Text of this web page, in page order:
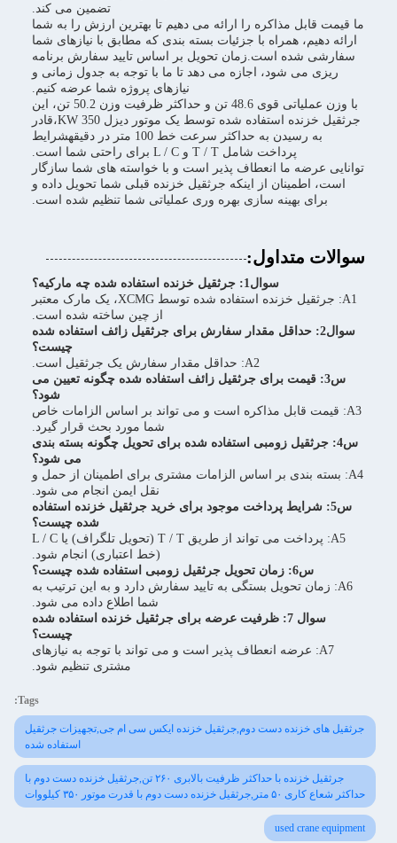
تضمین می کند.
ما قیمت قابل مذاکره را ارائه می دهیم تا بهترین ارزش را به شما
ارائه دهیم، همراه با جزئیات بسته بندی که مطابق با نیازهای شما
سفارشی شده است.زمان تحویل بر اساس تایید سفارش برنامه
ریزی می شود، اجازه می دهد تا ما با توجه به جدول زمانی و
نیازهای پروژه شما عرضه کنیم.
با وزن عملیاتی قوی 48.6 تن و حداکثر ظرفیت وزن 50.2 تن، این
جرثقیل خزنده استفاده شده توسط یک موتور دیزل 350 KW،قادر
به رسیدن به حداکثر سرعت خط 100 متر در دقیقهشرایط
پرداخت شامل T / T و L / C برای راحتی شما است.
توانایی عرضه ما انعطاف پذیر است و با خواسته های شما سازگار
است، اطمینان از اینکه جرثقیل خزنده قبلی شما تحویل داده و
برای بهینه سازی بهره وری عملیاتی شما تنظیم شده است.
سوالات متداول:
سوال1: جرثقیل خزنده استفاده شده چه مارکیه؟
A1: جرثقیل خزنده استفاده شده توسط XCMG، یک مارک معتبر
از چین ساخته شده است.
سوال2: حداقل مقدار سفارش برای جرثقیل زائف استفاده شده
چیست؟
A2: حداقل مقدار سفارش یک جرثقیل است.
س3: قیمت برای جرثقیل زائف استفاده شده چگونه تعیین می
شود؟
A3: قیمت قابل مذاکره است و می تواند بر اساس الزامات خاص
شما مورد بحث قرار گیرد.
س4: جرثقیل زومبی استفاده شده برای تحویل چگونه بسته بندی
می شود؟
A4: بسته بندی بر اساس الزامات مشتری برای اطمینان از حمل و
نقل ایمن انجام می شود.
س5: شرایط پرداخت موجود برای خرید جرثقیل خزنده استفاده
شده چیست؟
A5: پرداخت می تواند از طریق T / T (تحويل تلگراف) یا L / C
(خط اعتباری) انجام شود.
س6: زمان تحویل جرثقیل زومبی استفاده شده چیست؟
A6: زمان تحویل بستگی به تایید سفارش دارد و به این ترتیب به
شما اطلاع داده می شود.
سوال 7: ظرفیت عرضه برای جرثقیل خزنده استفاده شده
چیست؟
A7: عرضه انعطاف پذیر است و می تواند با توجه به نیازهای
مشتری تنظیم شود.
Tags:
جرثقیل های خزنده دست دوم,جرثقیل خزنده ایکس سی ام جی,تجهیزات جرثقیل
استفاده شده
جرثقیل خزنده با حداکثر ظرفیت بالابری ۲۶۰ تن,جرثقیل خزنده دست دوم با
حداکثر شعاع کاری ۵۰ متر,جرثقیل خزنده دست دوم با قدرت موتور ۳۵۰ کیلووات
used crane equipment